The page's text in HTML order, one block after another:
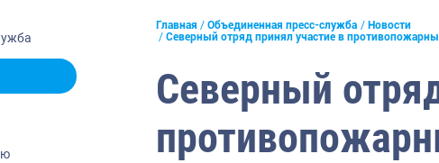
Отраслевые СМИ
Выставки и конференции
Рыбоохрана России
Главная Объединенная пресс-служба
Новости
Северный отряд принял участие в
Северный